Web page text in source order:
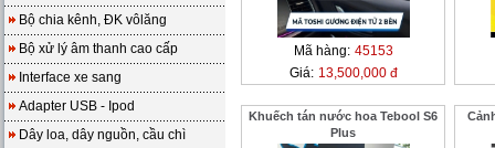
Bộ chia kênh, ĐK vôlăng
Bộ xử lý âm thanh cao cấp
Interface xe sang
Adapter USB - Ipod
Dây loa, dây nguồn, cầu chì
Mã hàng: 45153
Giá: 13,500,000 đ
Khuếch tán nước hoa Tebool S6
Plus